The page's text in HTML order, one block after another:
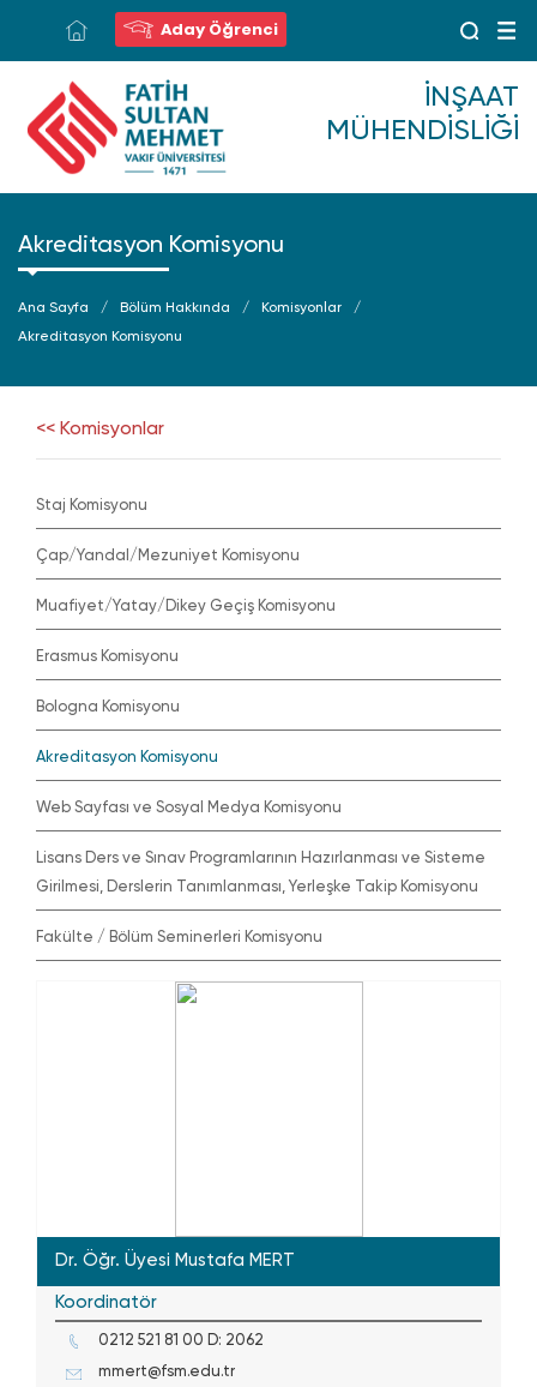
Aday Öğrenci
İNŞAAT
MÜHENDISLIĞI
Akreditasyon Komisyonu
Ana Sayfa Bölüm Hakkında
Komisyonlar
Akreditasyon Komisyonu
<< Komisyonlar
Staj Komisyonu
Çap/Yandal/Mezuniyet Komisyonu
Muafiyet/Yatay/Dikey Geçiş Komisyonu
Erasmus Komisyonu
Bologna Komisyonu
Akreditasyon Komisyonu
Web Sayfası ve Sosyal Medya Komisyonu
Lisans Ders ve Sınav Programlarının Hazırlanması ve Sisteme
Girilmesi, Derslerin Tanımlanması, Yerleşke Takip Komisyonu
Fakülte / Bölüm Seminerleri Komisyonu
Dr. Öğr. Üyesi Mustafa MERT
Koordinatör
0212 521 81 00 D: 2062
mmert@fsm.edu.tr